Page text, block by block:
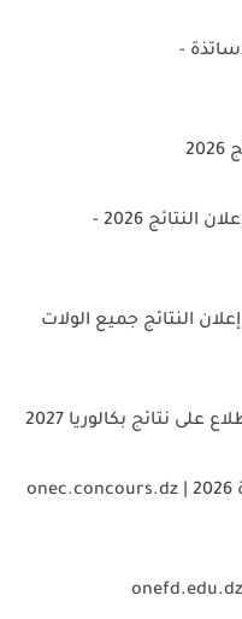
-
هنا منصة توظيف الأساتذة .. إعلان النتائج 2026 -
النتائج جميع الولات
نتائج بكالوريا 2027
نتائج مسابقة توظيف الأساتذة 2026 | onec.concours.dz